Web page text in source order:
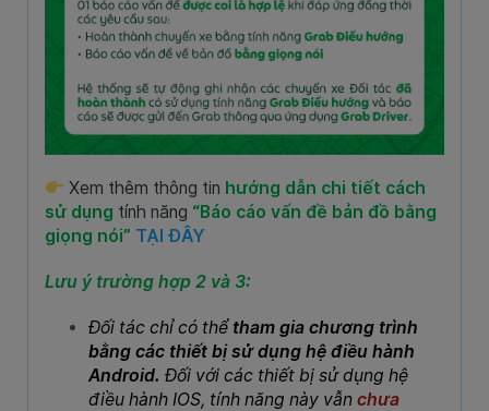
Xem thêm thông tin hướng dẫn chi tiết cách
sử dụng tính năng “Báo cáo vấn đề bản đồ bằng
giọng nói” TẠI ĐÂY
Lưu ý trường hợp 2 và 3:
Đối tác chỉ có thểtham gia chương trình
bằng các thiết bị sử dụng hệ điều hành
Android. Đối với các thiết bị sử dụng hệ
điều hành IOS, tính năng này vẫn chưa